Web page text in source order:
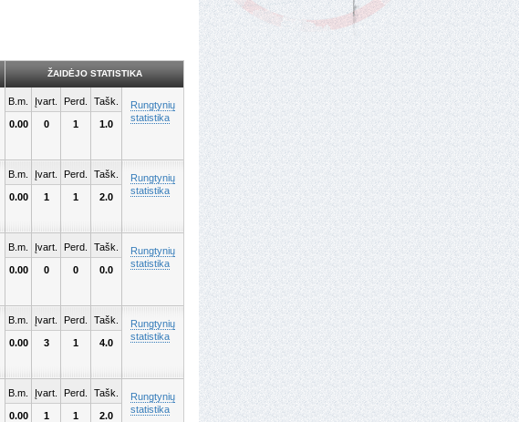
ŽAIDĖJO STATISTIKA
B.m.
0.00
Įvart.
0
Perd.
1
Tašk.
1.0
Rungtynių
statistika
B.m.
0.00
Įvart.
1
Perd.
1
Tašk.
2.0
Rungtynių
statistika
B.m.
0.00
Įvart.
0
Perd.
0
Tašk.
0.0
Rungtynių
statistika
B.m.
0.00
Įvart.
3
Perd.
1
Tašk.
4.0
Rungtynių
statistika
B.m.
0.00
Įvart.
1
Perd.
1
Tašk.
2.0
Rungtynių
statistika